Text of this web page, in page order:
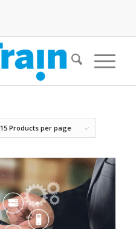
15 Products per page